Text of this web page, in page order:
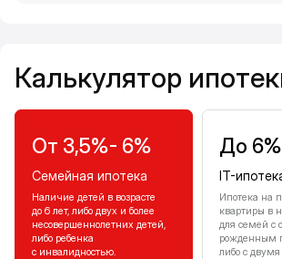
Калькулятор
От 3,5%- 6%
Семейная ипотека
Наличие детей в возрасте
до 6 лет, либо двух и более
несовершеннолетних детей,
либо ребенка
с инвалидностью.
До 6%
IT-
Ипотека на
квартиры в
для семей с
рожденным
либо с